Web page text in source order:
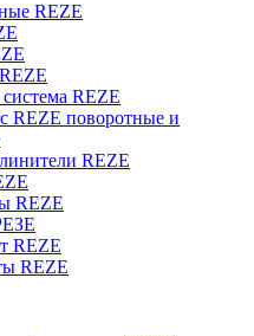
REZE
REZE
REZE поворотные и
REZE
REZE
REZE
REZE